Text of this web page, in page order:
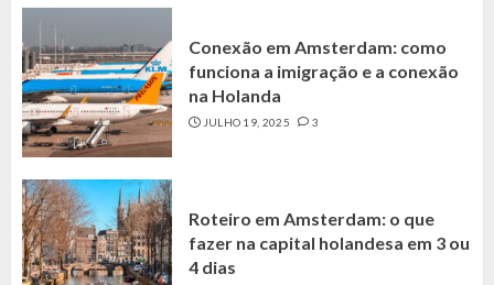
Conexão em Amsterdam: como
funciona a imigração e a conexão
na Holanda
JULHO 19, 2025 3
Roteiro em Amsterdam: o que
fazer na capital holandesa em 3 ou
4 dias